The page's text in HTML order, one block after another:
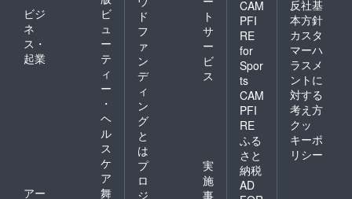
ビジ
ネ
ス・
起業
ビ
ュ
ー
テ
ィ
ー
・
ヘ
ル
ス
ケ
ア
アー
舞
ド
フ
ァ
ン
デ
ィ
ン
グ
と
は
ト
サ
ー
ビ
ス
プ
ロ
ジ
実
施
事
CAM
PFI
RE
for
Spor
ts
CAM
PFI
RE
ふる
さと
納税
AD
反社基
本方針
カスタ
マーハ
ラスメ
ントに
対する
考え方
クッ
キーポ
リシー